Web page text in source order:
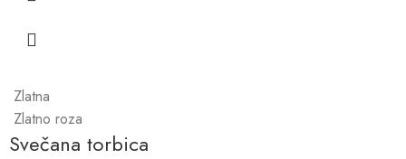
Zlatna
Zlatno roza
Svečana torbica